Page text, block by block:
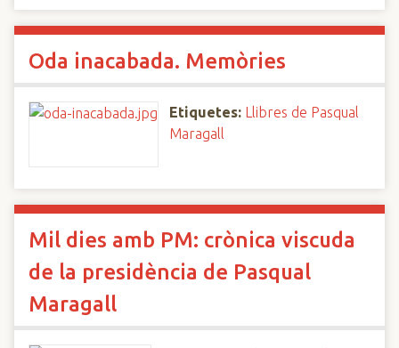
Oda inacabada. Memòries
Etiquetes: Llibres de Pasqual
Maragall
Mil dies amb PM: crònica viscuda
de la presidència de Pasqual
Maragall